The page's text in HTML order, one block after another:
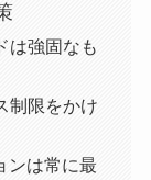
は強固なも
制限をかけ
ンは常に最